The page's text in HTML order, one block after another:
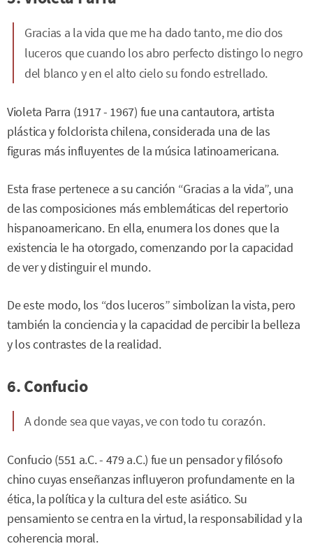
Gracias a la vida que me ha dado tanto, me dio dos
luceros que cuando los abro perfecto distingo lo negro
del blanco y en el alto cielo su fondo estrellado.
Violeta Parra (1917 - 1967) fue una cantautora, artista
plástica y folclorista chilena, considerada una de las
figuras más influyentes de la música latinoamericana.
Esta frase pertenece a su canción “Gracias a la vida”, una
de las composiciones más emblemáticas del repertorio
hispanoamericano. En ella, enumera los dones que la
existencia le ha otorgado, comenzando por la capacidad
de ver y distinguir el mundo.
De este modo, los “dos luceros” simbolizan la vista, pero
también la conciencia y la capacidad de percibir la belleza
y los contrastes de la realidad.
6. Confucio
A donde sea que vayas, ve con todo tu corazón.
Confucio (551 a.C. - 479 a.C.) fue un pensador y filósofo
chino cuyas enseñanzas influyeron profundamente en la
ética, la política y la cultura del este asiático. Su
pensamiento se centra en la virtud, la responsabilidad y la
coherencia moral.